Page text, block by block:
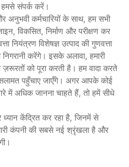
हमसे संपर्क करें।
अनुभवी कर्मचारियों के साथ, हम सभी
विकसित, निर्माण और परीक्षण कर
नियंत्रण विशेषज्ञ उत्पाद की गुणवत्ता
करेंगे। इसके अलावा, हमारी
को पूरा करती है। हम वादा करते
पहुँचाए जाएँगे। अगर आपके कोई
में अधिक जानना चाहते हैं, तो हमें सीधे
केंद्रित कर रहा है, जिनमें से
कंपनी की सबसे नई श्रृंखला है और